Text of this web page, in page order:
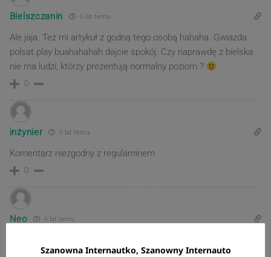
Bielszczanin 6 lat temu
Ale jaja. Też mi artykuł z godną tego osobą hahaha. Gwiazda
polsat play buahahahah dajcie spokój. Czy naprawdę z bielska
nie ma ludzi, którzy prezentują normalny poziom ?
0
inżynier 6 lat temu
Komentarz niezgodny z regulaminem
0
Neo 6 lat temu
Szanowna Internautko, Szanowny Internauto